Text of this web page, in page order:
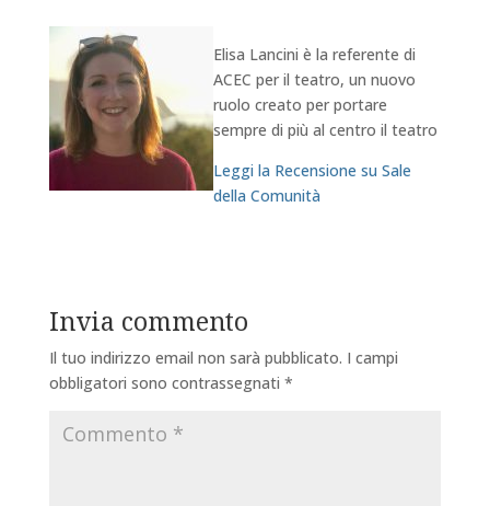
Elisa Lancini è la referente di
ACEC per il teatro, un nuovo
ruolo creato per portare
sempre di più al centro il teatro
Leggi la Recensione su Sale
della Comunità
Invia commento
Il tuo indirizzo email non sarà pubblicato. I campi
obbligatori sono contrassegnati *